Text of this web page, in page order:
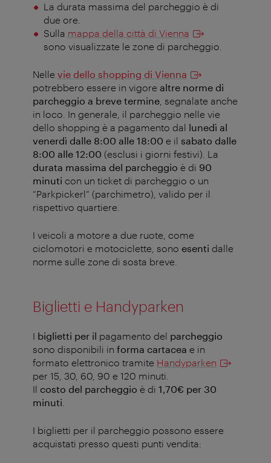
La durata massima del parcheggio è di
due ore.
Sulla mappa della città di Vienna
sono visualizzate le zone di parcheggio.
Nelle vie dello shopping di Vienna
potrebbero essere in vigore altre norme di
parcheggio a breve termine , segnalate anche
in loco. In generale, il parcheggio nelle vie
dello shopping è a pagamento dal lunedì al
venerdì dalle 8:00 alle 18:00 e il sabato dalle
8:00 alle 12:00 (esclusi i giorni festivi). La
durata massima del parcheggio è di 90
minuti con un ticket di parcheggio o un
“Parkpickerl” (parchimetro), valido per il
rispettivo quartiere.
I veicoli a motore a due ruote, come
ciclomotori e motociclette, sono esenti dalle
norme sulle zone di sosta breve.
Biglietti e Handyparken
I biglietti per il pagamento del parcheggio
sono disponibili in forma cartacea e in
formato elettronico tramite Handyparken
per 15, 30, 60, 90 e 120 minuti.
Il costo del parcheggio è di 1,70€ per 30
minuti
I biglietti per il parcheggio possono essere
acquistati presso questi punti vendita: